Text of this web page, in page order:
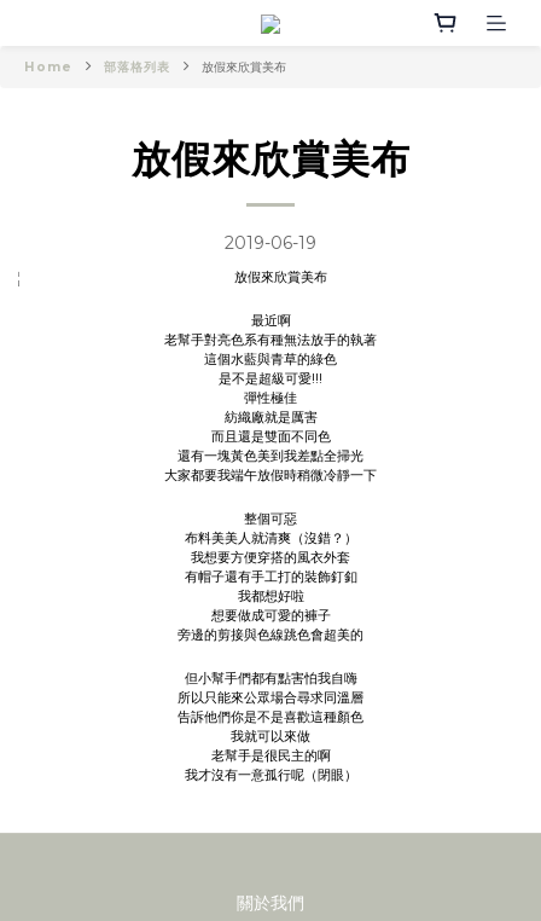
Home 部落格列表 放假來欣賞美布
放假來欣賞美布
2019-06-19
最近啊
老幫手對亮色系有種無法放手的執著
這個水藍與青草的綠色
是不是超級可愛!!!
彈性極佳
紡織廠就是厲害
而且還是雙面不同色
還有一塊黃色美到我差點全掃光
大家都要我端午放假時稍微冷靜一下
整個可惡
布料美美人就清爽（沒錯？）
我想要方便穿搭的風衣外套
有帽子還有手工打的裝飾釘釦
我都想好啦
想要做成可愛的褲子
旁邊的剪接與色線跳色會超美的
但小幫手們都有點害怕我自嗨
所以只能來公眾場合尋求同溫層
告訴他們你是不是喜歡這種顏色
我就可以來做
老幫手是很民主的啊
我才沒有一意孤行呢（閉眼）
關於我們